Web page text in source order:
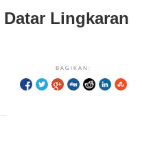
Lingkaran
BAGIKAN: